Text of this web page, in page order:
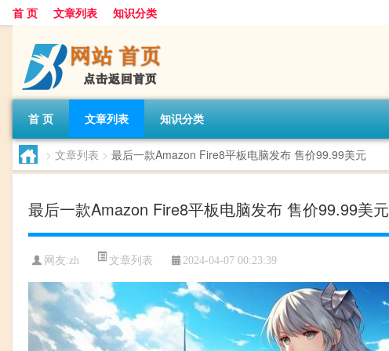
首 页 文章列表 知识分类
首 页 文章列表 知识分类
> 文章列表 > 最后一款Amazon Fire8平板电脑发布 售价99.99美元
最后一款Amazon Fire8平板电脑发布 售价99.99美元
网友:zh 文章列表 2024-04-07 00:23:39